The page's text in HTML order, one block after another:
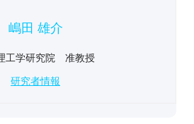
嶋田 雄介
工学研究院 准教授
研究者情報